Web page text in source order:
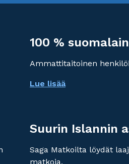
100 %
Ammattitaitoinen
Lue lisää
Suurin Islannin
Saga Matkoilta löydät
matkoja.